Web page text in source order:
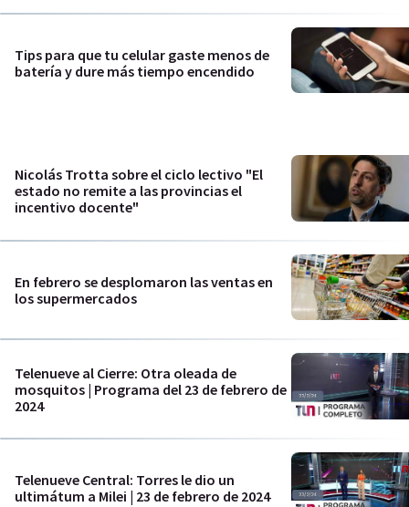
Tips para que tu celular gaste menos de
batería y dure más tiempo encendido
Nicolás Trotta sobre el ciclo lectivo "El
estado no remite a las provincias el
incentivo docente"
En febrero se desplomaron las ventas en
los supermercados
Telenueve al Cierre: Otra oleada de
mosquitos | Programa del 23 de febrero de
2024
Telenueve Central: Torres le dio un
ultimátum a Milei | 23 de febrero de 2024